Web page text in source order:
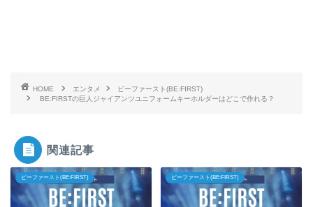
HOME エンタメ
ビーファースト(BE:FIRST)
BE:FIRSTの巨人ジャイアンツユニフォームキーホルダーはどこで作れる？
関連記事
ビーファースト(BE:FIRST) ビーファースト(BE:FIRST)